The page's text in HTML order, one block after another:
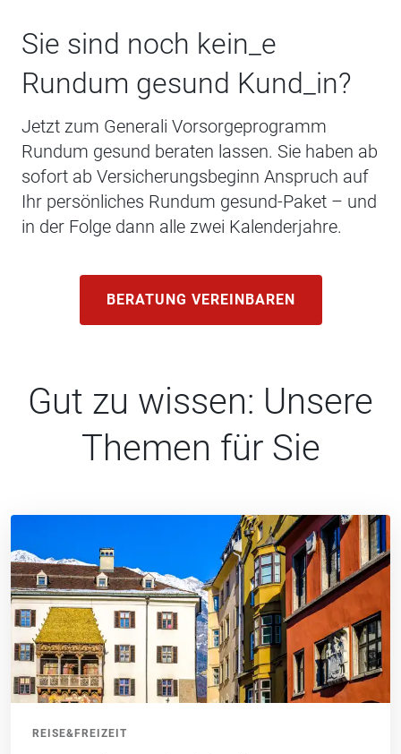
Sie sind noch kein_e
Rundum gesund Kund_in?
Jetzt zum Generali Vorsorgeprogramm
Rundum gesund beraten lassen. Sie haben ab
sofort ab Versicherungsbeginn Anspruch auf
Ihr persönliches Rundum gesund-Paket – und
in der Folge dann alle zwei Kalenderjahre.
BERATUNG VEREINBAREN
Gut zu wissen: Unsere
Themen für Sie
REISE&FREIZEIT